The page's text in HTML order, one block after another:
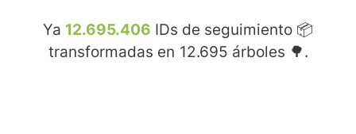
Ya 12.695.406 IDs de seguimiento 📦
transformadas en 12.695 árboles 🌳.